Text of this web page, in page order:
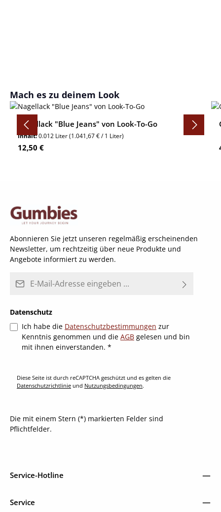
Produktgalerie überspringen
Mach es zu deinem Look
Nagellack "Blue Jeans" von Look-To-Go
Inhalt:0.012 Liter(1.041,67 € / 1 Liter)
Regulärer Preis:
12,50 €
Abonnieren Sie jetzt unseren regelmäßig erscheinenden
Newsletter, um rechtzeitig über neue Produkte und
Angebote informiert zu werden.
Datenschutz
Ich habe die Datenschutzbestimmungen zur
Kenntnis genommen und die AGB gelesen und bin
mit ihnen einverstanden. *
Diese Seite ist durch reCAPTCHA geschützt und es gelten die
Datenschutzrichtlinie und Nutzungsbedingungen.
Die mit einem Stern (*) markierten Felder sind
Pflichtfelder.
Service-Hotline
Service